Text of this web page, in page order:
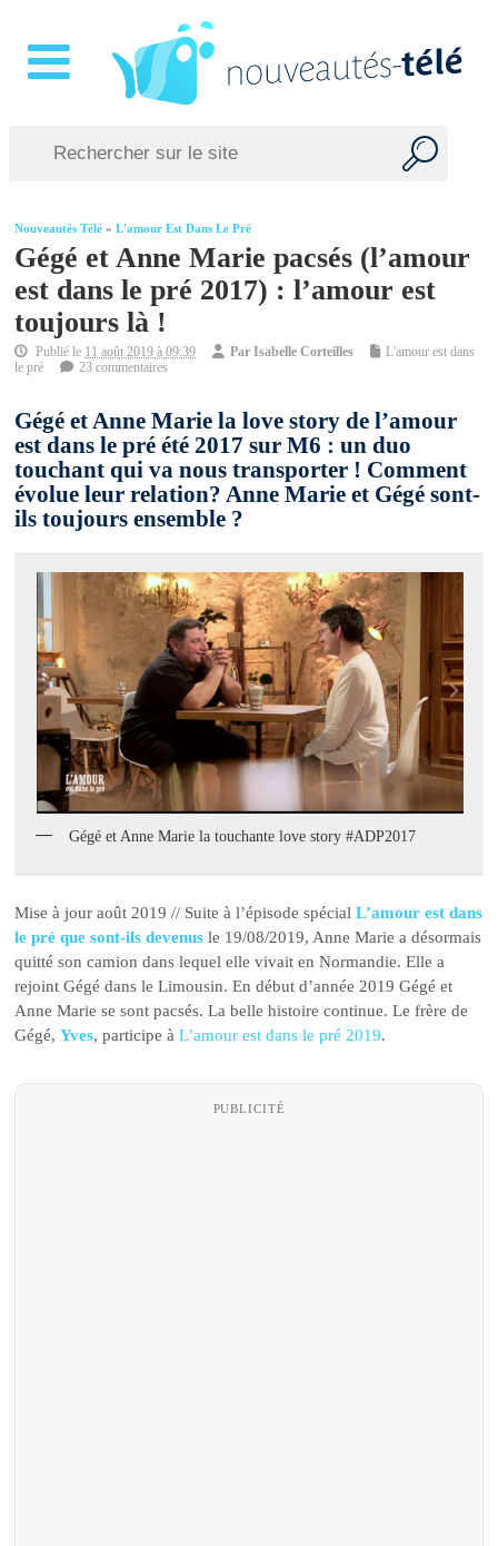
Nouveautés Télé »L'amour Est Dans Le Pré
Gégé et Anne Marie pacsés (l’amour
est dans le pré 2017) : l’amour est
toujours là !
Publié le 11 août 2019 à 09:39 ParIsabelle Corteilles
L'amour est dans
le pré
23 commentaires
Gégé et Anne Marie la love story de l’amour
est dans le pré été 2017 sur M6 : un duo
touchant qui va nous transporter ! Comment
évolue leur relation? Anne Marie et Gégé sont-
ils toujours ensemble ?
Gégé et Anne Marie la touchante love story #ADP2017
Mise à jour août 2019 // Suite à l’épisode spécialL’amour est dans
le pré que sont-ils devenus le 19/08/2019, Anne Marie a désormais
quitté son camion dans lequel elle vivait en Normandie. Elle a
rejoint Gégé dans le Limousin. En début d’année 2019 Gégé et
Anne Marie se sont pacsés. La belle histoire continue. Le frère de
Gégé,Yves, participe àL’amour est dans le pré 2019.
PUBLICITÉ